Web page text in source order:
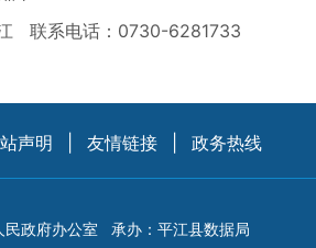
系电话：0730-6281733
声明 友情链接 政务热线
民政府办公室
承办：平江县数据局